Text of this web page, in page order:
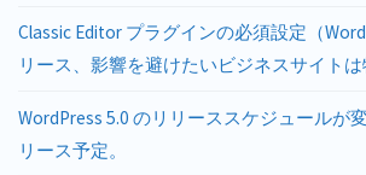
Classic Editor プラグインの必須設定（
リース、影響を避けたいビジネスサイトは
WordPress 5.0 のリリーススケジュールが
リース予定。